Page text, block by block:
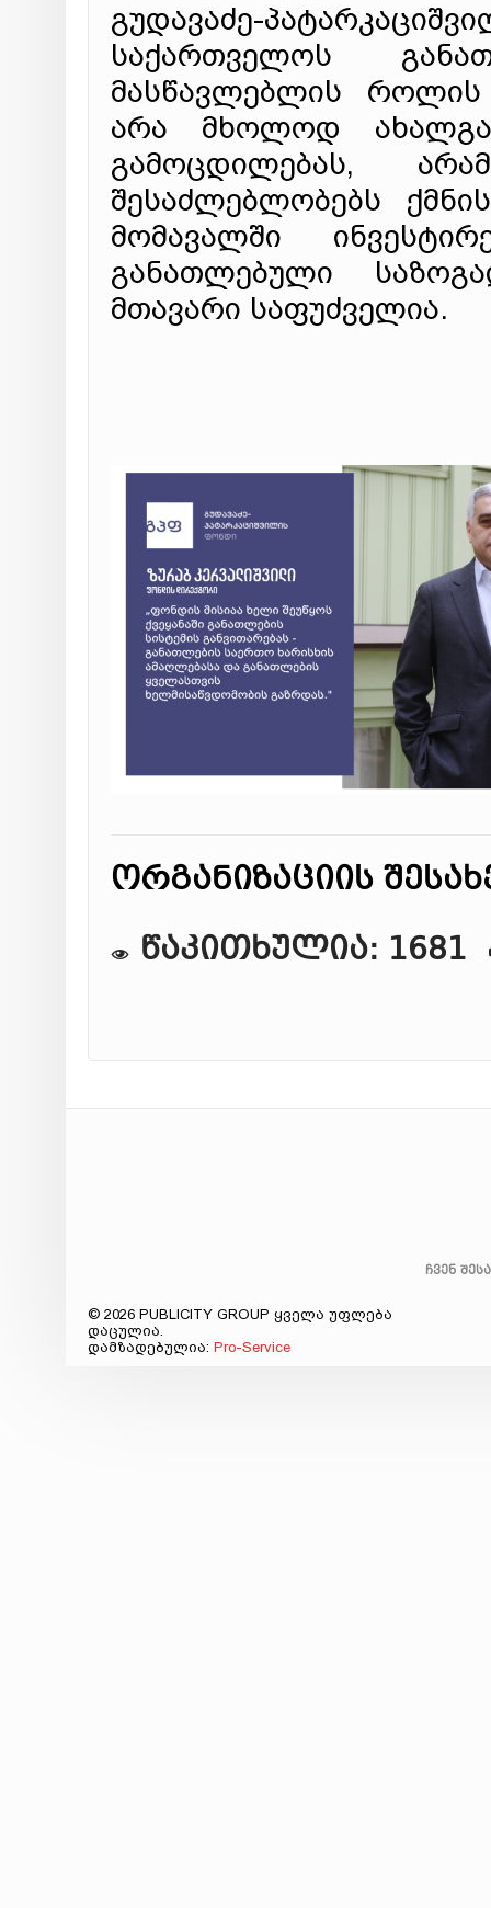
გუდავაძე-
საქართველოს
მასწავლებლის როლის
არა მხოლოდ
გამოცდილებას,
შესაძლებლობებს
მომავალში
განათლებული
მთავარი საფუძველია.
ორგანიზაციის
წაკითხულია: 1681
ჩვენ
© 2026 PUBLICITY GROUP ყველა უფლება
დაცულია.
დამზადებულია: Pro-Service